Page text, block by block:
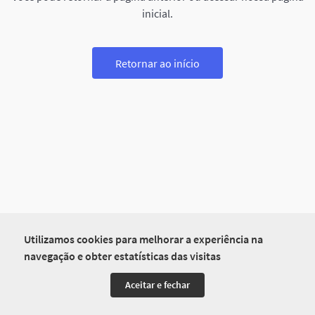
Utilizamos cookies para melhorar a experiência na
navegação e obter estatísticas das visitas
Aceitar e fechar
inicial.
Retornar ao início